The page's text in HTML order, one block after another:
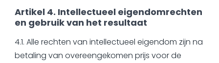
Artikel 4. Intellectueel eigendomrechten
en gebruik van het resultaat
4.1. Alle rechten van intellectueel eigendom zijn na
betaling van overeengekomen prijs voor de